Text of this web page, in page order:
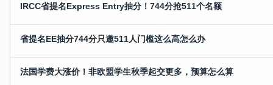
IRCC省提名Express Entry抽分！744分抢511个名额
省提名EE抽分744分只邀511人门槛这么高怎么办
法国学费大涨价！非欧盟学生秋季起交更多，预算怎么算